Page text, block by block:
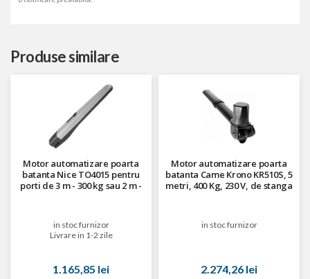
Produse similare
Motor automatizare poarta
batanta Nice TO4015 pentru
porti de 3 m - 300 kg sau 2 m -
in stoc furnizor
Livrare in 1-2 zile
1.165,85 lei
Motor automatizare poarta
batanta Came Krono KR510S, 5
metri, 400 Kg, 230 V, de stanga
in stoc furnizor
2.274,26 lei